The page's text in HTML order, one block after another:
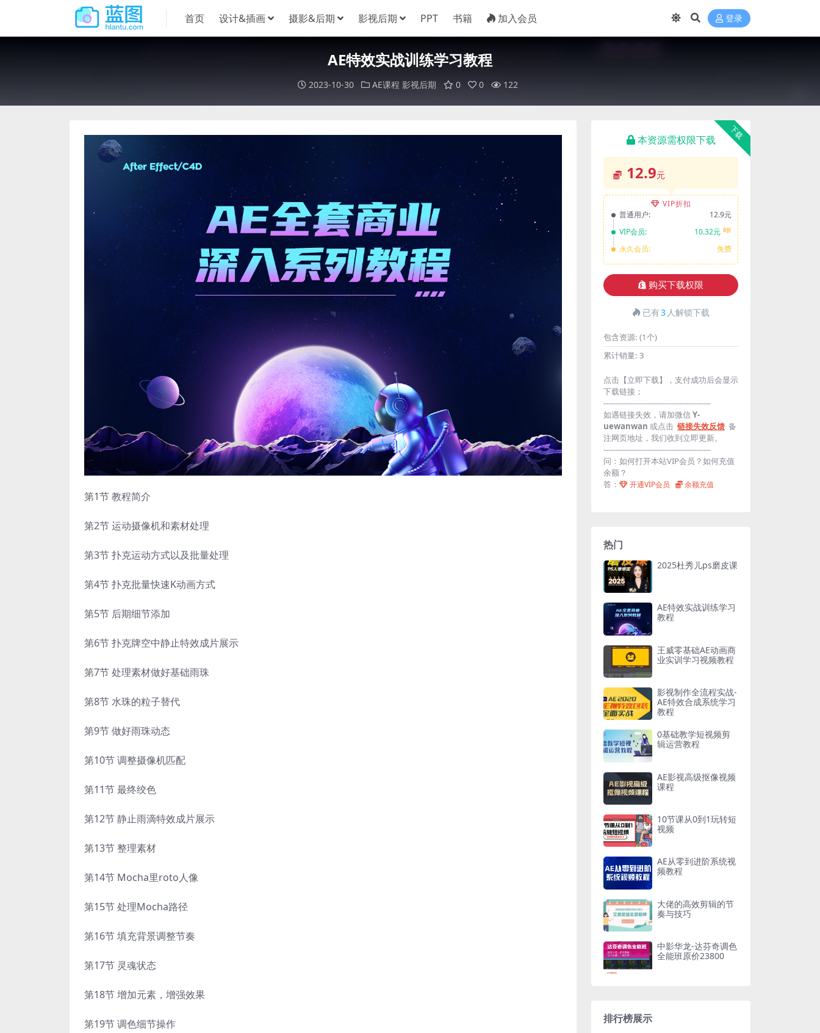
首页 设计&插画 摄影&后期 影视后期 PPT 书籍 加入会员 登录
AE特效实战训练学习教程
2023-10-30 AE课程 影视后期 0 0 122
第1节 教程简介
第2节 运动摄像机和素材处理
第3节 扑克运动方式以及批量处理
第4节 扑克批量快速K动画方式
第5节 后期细节添加
第6节 扑克牌空中静止特效成片展示
第7节 处理素材做好基础雨珠
第8节 水珠的粒子替代
第9节 做好雨珠动态
第10节 调整摄像机匹配
第11节 最终绞色
第12节 静止雨滴特效成片展示
第13节 整理素材
第14节 Mocha里roto人像
第15节 处理Mocha路径
第16节 填充背景调整节奏
第17节 灵魂状态
第18节 增加元素，增强效果
第19节 调色细节操作
下载
本资源需权限下载
12.9元
VIP折扣
普通用户:
12.9元
VIP会员:
10.32元 8折
永久会员: 免费
购买下载权限
已有3 人解锁下载
包含资源: (1个)
累计销量: 3
点击【立即下载】，支付成功后会显示
下载链接；
--------------------------------------------
如遇链接失效，请加微信Y-
uewanwan 或点击 链接失效反馈 备
注网页地址，我们收到立即更新。
--------------------------------------------
问：如何打开本站VIP会员？如何充值
余额？
答：
开通VIP会员 余额充值
热门
2025杜秀儿ps磨皮课
AE特效实战训练学习
教程
王威零基础AE动画商
业实训学习视频教程
影视制作全流程实战-
AE特效合成系统学习
教程
0基础教学短视频剪
辑运营教程
AE影视高级抠像视频
课程
10节课从0到1玩转短
视频
AE从零到进阶系统视
频教程
大佬的高效剪辑的节
奏与技巧
中影华龙-达芬奇调色
全能班原价23800
排行榜展示